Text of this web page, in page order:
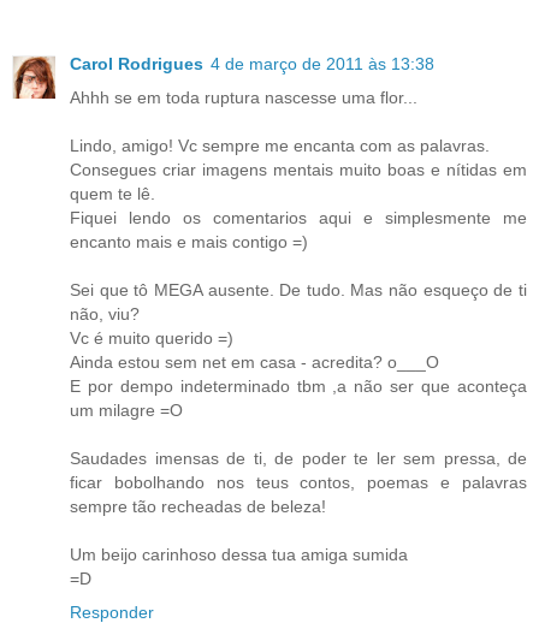
Carol Rodrigues 4 de março de 2011 às 13:38
Ahhh se em toda ruptura nascesse uma flor...
Lindo, amigo! Vc sempre me encanta com as palavras.
Consegues criar imagens mentais muito boas e nítidas em
quem te lê.
Fiquei lendo os comentarios aqui e simplesmente me
encanto mais e mais contigo =)
Sei que tô MEGA ausente. De tudo. Mas não esqueço de ti
não, viu?
Vc é muito querido =)
Ainda estou sem net em casa - acredita? o___O
E por dempo indeterminado tbm ,a não ser que aconteça
um milagre =O
Saudades imensas de ti, de poder te ler sem pressa, de
ficar bobolhando nos teus contos, poemas e palavras
sempre tão recheadas de beleza!
Um beijo carinhoso dessa tua amiga sumida
=D
Responder